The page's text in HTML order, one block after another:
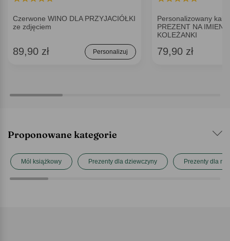
Czerwone WINO DLA PRZYJACIÓŁKI
ze zdjęciem
89,90 zł Personalizuj
Personalizowany
PREZENT NA
KOLEŻANKI
79,90 zł
Proponowane kategorie
Mól książkowy Prezenty dla dziewczyny Prezenty dla